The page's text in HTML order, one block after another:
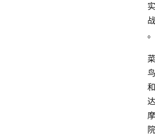
实
战
。
菜
鸟
和
达
摩
院